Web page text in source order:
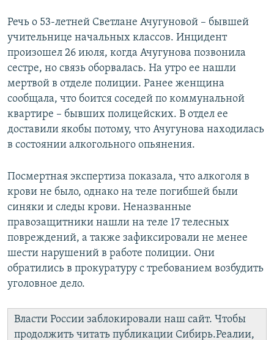
Речь о 53-летней Светлане Ачугуновой – бывшей
учительнице начальных классов. Инцидент
произошел 26 июля, когда Ачугунова позвонила
сестре, но связь оборвалась. На утро ее нашли
мертвой в отделе полиции. Ранее женщина
сообщала, что боится соседей по коммунальной
квартире – бывших полицейских. В отдел ее
доставили якобы потому, что Ачугунова находилась
в состоянии алкогольного опьянения.
Посмертная экспертиза показала, что алкоголя в
крови не было, однако на теле погибшей были
синяки и следы крови. Неназванные
правозащитники нашли на теле 17 телесных
повреждений, а также зафиксировали не менее
шести нарушений в работе полиции. Они
обратились в прокуратуру с требованием возбудить
уголовное дело.
Власти России заблокировали наш сайт. Чтобы
продолжить читать публикации Сибирь.Реалии,